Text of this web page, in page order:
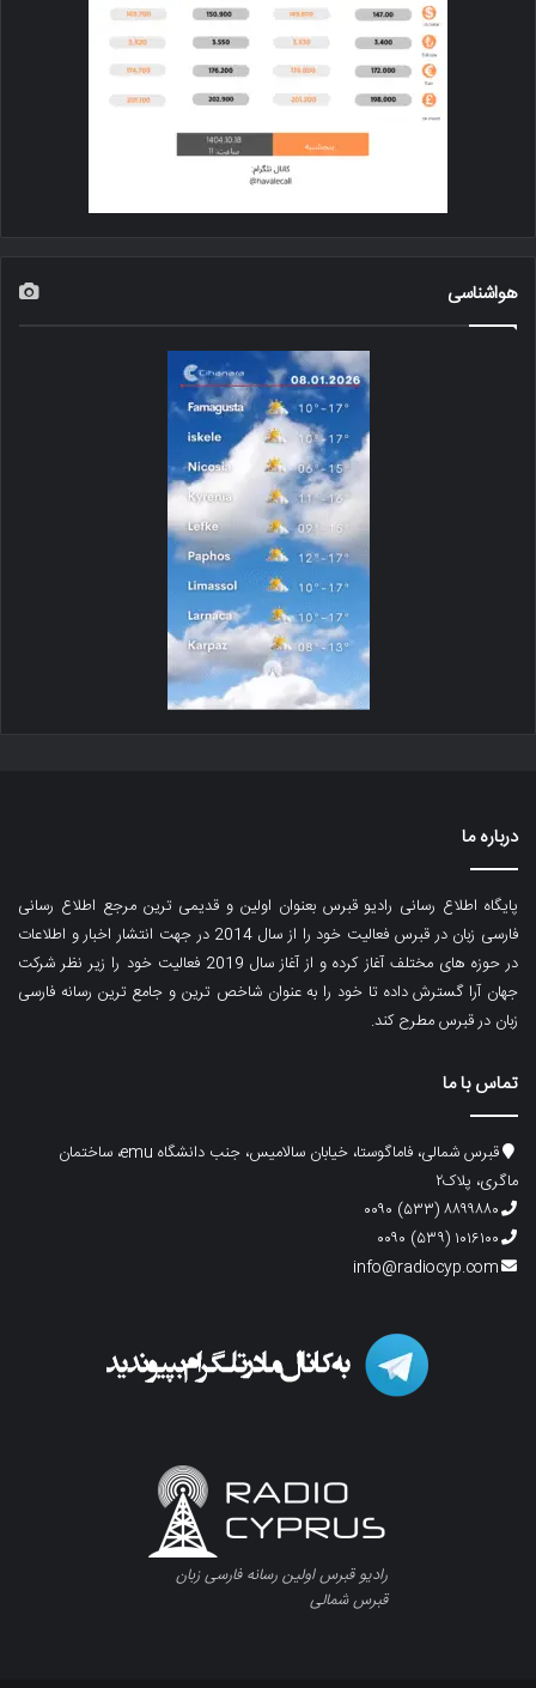
هواشناسی
درباره ما
پایگاه اطلاع رسانی رادیو قبرس بعنوان اولین و قدیمی ترین مرجع اطلاع رسانی
فارسی زبان در قبرس فعالیت خود را از سال 2014 در جهت انتشار اخبار و اطلاعات
در حوزه های مختلف آغاز کرده و از آغاز سال 2019 فعالیت خود را زیر نظر شرکت
جهان آرا گسترش داده تا خود را به عنوان شاخص ترین و جامع ترین رسانه فارسی
زبان در قبرس مطرح کند.
تماس با ما
قبرس شمالی، فاماگوستا، خیابان سالامیس، جنب دانشگاه emu، ساختمان
ماگری، پلاک۲
۸۸۹۹۸۸۰ (۵۳۳) ۰۰۹۰
۱۰۱۶۱۰۰ (۵۳۹) ۰۰۹۰
info@radiocyp.com
رادیو قبرس اولین رسانه فارسی زبان
قبرس شمالی